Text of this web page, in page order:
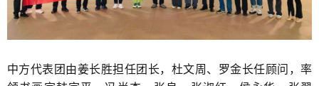
中方代表团由姜长胜担任团长，杜文周、罗金长任顾问，率